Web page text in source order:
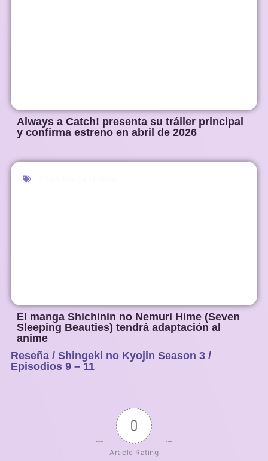
Always a Catch! presenta su tráiler principal
y confirma estreno en abril de 2026
El manga Shichinin no Nemuri Hime (Seven
Sleeping Beauties) tendrá adaptación al
anime
Reseña / Shingeki no Kyojin Season 3 /
Episodios 9 – 11
0
Article Rating